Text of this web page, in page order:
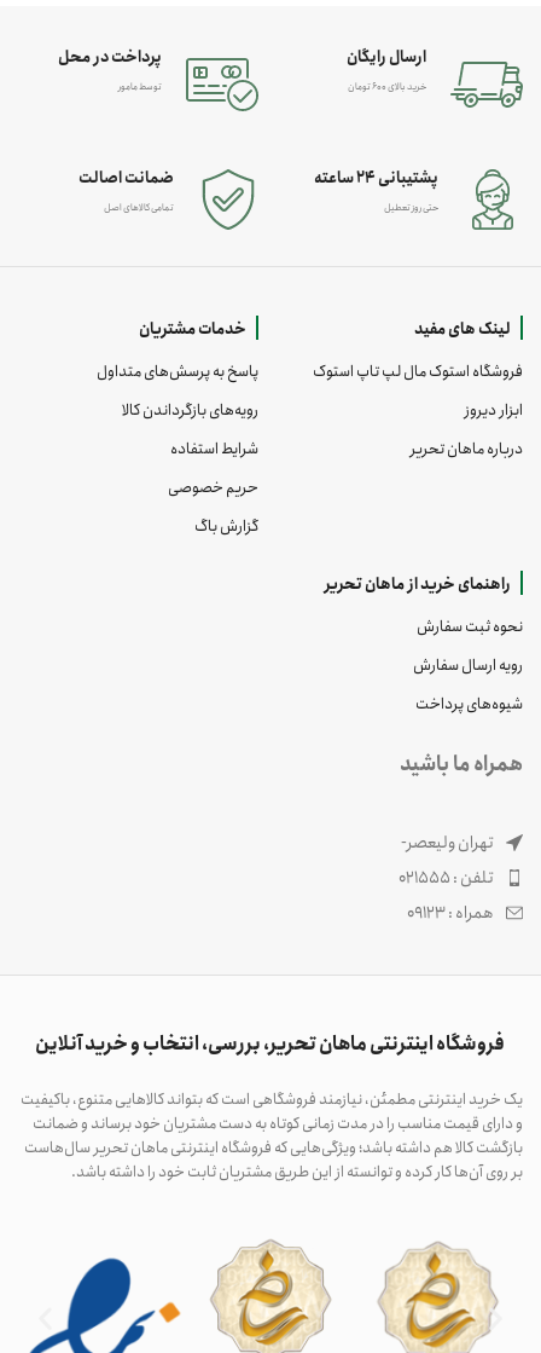
ارسال رایگان
خرید بالای 600 تومان
پرداخت در محل
توسط مامور
پشتیبانی 24 ساعته
حتی روز تعطیل
ضمانت اصالت
تمامی کالاهای اصل
لینک های مفید
فروشگاه استوک مال لپ تاپ استوک
ابزار دیروز
درباره ماهان تحریر
خدمات مشتریان
پاسخ به پرسش‌های متداول
رویه‌های بازگرداندن کالا
شرایط استفاده
حریم خصوصی
گزارش باگ
راهنمای خرید از ماهان تحریر
نحوه ثبت سفارش
رویه ارسال سفارش
شیوه‌های پرداخت
همراه ما باشید
تهران ولیعصر-
تلفن : 021555
همراه : 09123
فروشگاه اینترنتی ماهان تحریر، بررسی، انتخاب و خرید آنلاین
یک خرید اینترنتی مطمئن، نیازمند فروشگاهی است که بتواند کالاهایی متنوع، باکیفیت
و دارای قیمت مناسب را در مدت زمانی کوتاه به دست مشتریان خود برساند و ضمانت
بازگشت کالا هم داشته باشد؛ ویژگی‌هایی که فروشگاه اینترنتی ماهان تحریر سال‌هاست
بر روی آن‌ها کار کرده و توانسته از این طریق مشتریان ثابت خود را داشته باشد.